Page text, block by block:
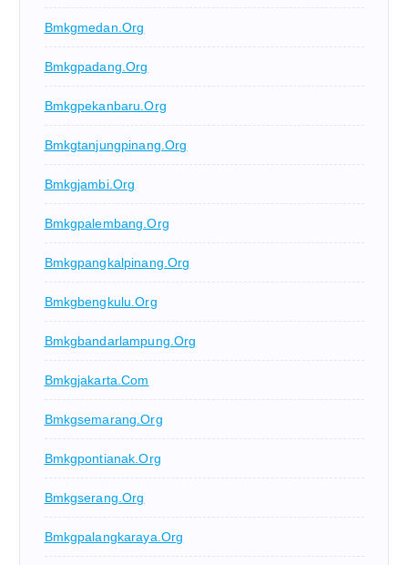
Bmkgmedan.org
Bmkgpadang.org
Bmkgpekanbaru.org
Bmkgtanjungpinang.org
Bmkgjambi.org
Bmkgpalembang.org
Bmkgpangkalpinang.org
Bmkgbengkulu.org
Bmkgbandarlampung.org
Bmkgjakarta.com
Bmkgsemarang.org
Bmkgpontianak.org
Bmkgserang.org
Bmkgpalangkaraya.org